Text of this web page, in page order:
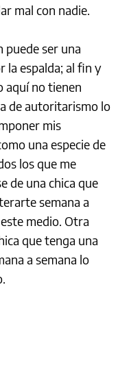
mal con nadie.
puede ser una
la espalda; al fin y
aquí no tienen
de autoritarismo lo
mis
una especie de
los que me
de una chica que
semana a
medio. Otra
que tenga una
a semana lo